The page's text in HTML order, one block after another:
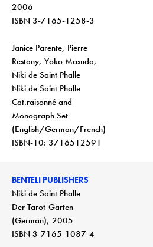
2006
ISBN 3-7165-1258-3
Janice Parente, Pierre
Restany, Yoko Masuda,
Niki de Saint Phalle
Niki de Saint Phalle
Cat.raisonné and
Monograph Set
(English/German/French)
ISBN-10: 3716512591
BENTELI PUBLISHERS
Niki de Saint Phalle
Der Tarot-Garten
(German), 2005
ISBN 3-7165-1087-4